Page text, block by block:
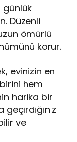
günlük
Düzenli
ömürlü
korur.
evinizin en
hem
harika bir
geçirdiğiniz
ve